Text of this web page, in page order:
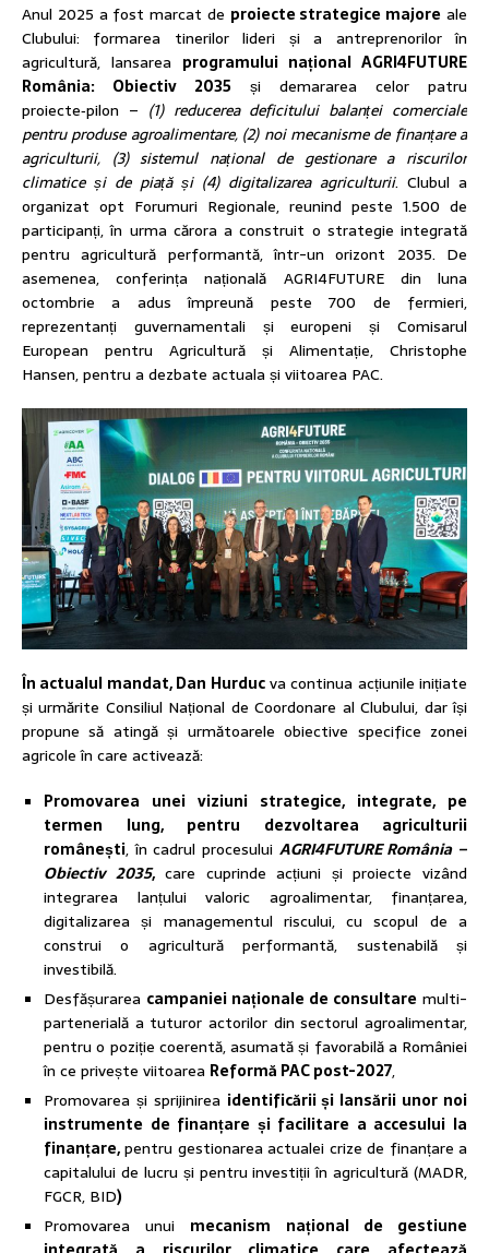
Anul 2025 a fost marcat de proiecte strategice majore ale
Clubului: formarea tinerilor lideri și a antreprenorilor în
agricultură, lansarea programului național AGRI4FUTURE
România: Obiectiv 2035 și demararea celor patru
proiecte‑pilon – (1) reducerea deficitului balanței comerciale
pentru produse agroalimentare, (2) noi mecanisme de finanțare a
agriculturii, (3) sistemul național de gestionare a riscurilor
climatice și de piață și (4) digitalizarea agriculturii. Clubul a
organizat opt Forumuri Regionale, reunind peste 1.500 de
participanți, în urma cărora a construit o strategie integrată
pentru agricultură performantă, într-un orizont 2035. De
asemenea, conferința națională AGRI4FUTURE din luna
octombrie a adus împreună peste 700 de fermieri,
reprezentanți guvernamentali și europeni și Comisarul
European pentru Agricultură și Alimentație, Christophe
Hansen, pentru a dezbate actuala și viitoarea PAC.
În actualul mandat, Dan Hurducva continua acțiunile inițiate
și urmărite Consiliul Național de Coordonare al Clubului, dar își
propune să atingă și următoarele obiective specifice zonei
agricole în care activează:
Promovarea unei viziuni strategice, integrate, pe
termen lung, pentru dezvoltarea agriculturii
românești, în cadrul procesului AGRI4FUTURE România –
Obiectiv 2035,care cuprinde acțiuni și proiecte vizând
integrarea lanțului valoric agroalimentar, finanțarea,
digitalizarea și managementul riscului, cu scopul de a
construi o agricultură performantă, sustenabilă și
investibilă.
Desfășurarea campaniei naționale de consultare multi-
partenerială a tuturor actorilor din sectorul agroalimentar,
pentru o poziție coerentă, asumată și favorabilă a României
în ce privește viitoarea Reformă PAC post-2027,
Promovarea și sprijinirea identificării și lansării unor noi
instrumente de finanțare și facilitare a accesului la
finanțare,pentru gestionarea actualei crize de finanțare a
capitalului de lucru și pentru investiții în agricultură (MADR,
FGCR, BID)
Promovarea unui mecanism național de gestiune